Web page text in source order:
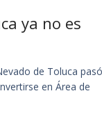
ya no es
de Toluca
en Área de